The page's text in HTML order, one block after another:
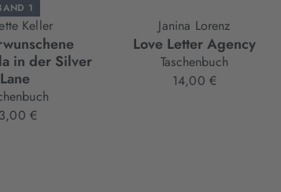
1
Keller
in der Silver
Lane
€
Janina Lorenz
Love Letter Agency
Taschenbuch
14,00 €